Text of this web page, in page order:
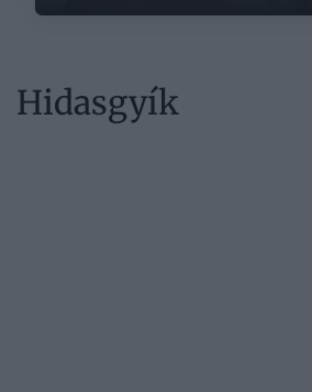
Hidasgyík